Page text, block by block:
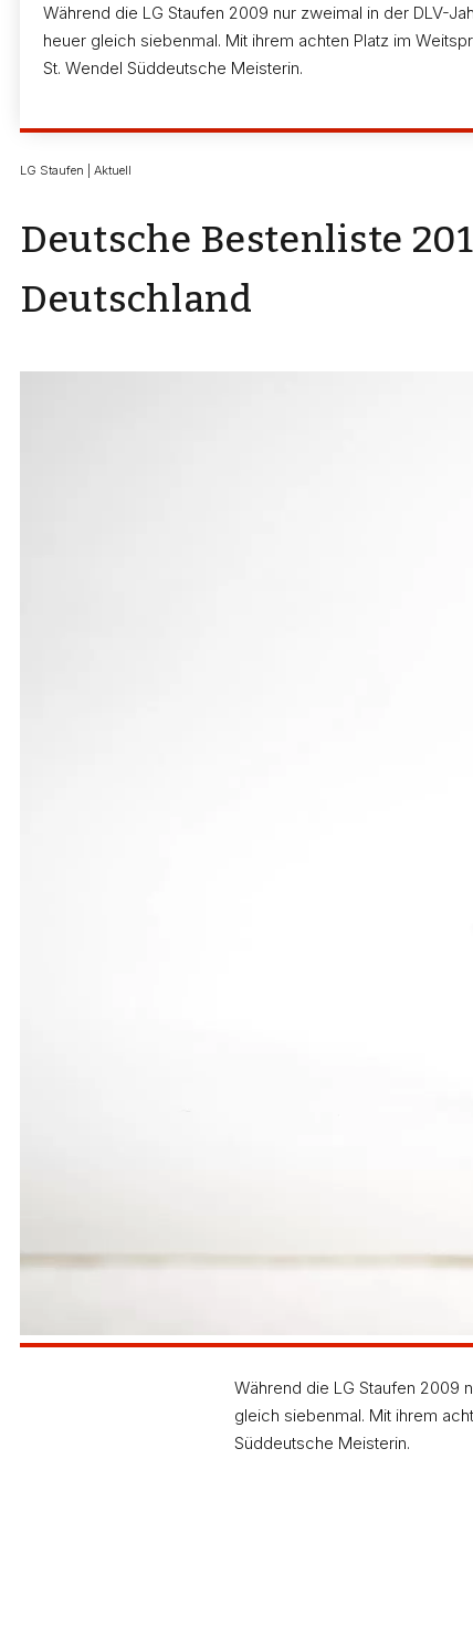
Während die LG Staufen 2009 nur zweimal in der DLV-
heuer gleich siebenmal. Mit ihrem achten Platz im
St. Wendel Süddeutsche Meisterin.
LG Staufen | Aktuell
Deutsche Bestenliste
Deutschland
Während die LG Staufen 2009
gleich siebenmal. Mit ihrem
Süddeutsche Meisterin.
bei den Älteren im Weitsprung mit 5,47 m auf
Auf der 4 x 100-m-Strecke lief das Quartett
Sekunden auf Platz 14. Mit 10 179 Punkten